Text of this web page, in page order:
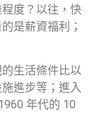
度？以往，快
是薪資福利；
生活條件比以
進步等；進入
年代的 10